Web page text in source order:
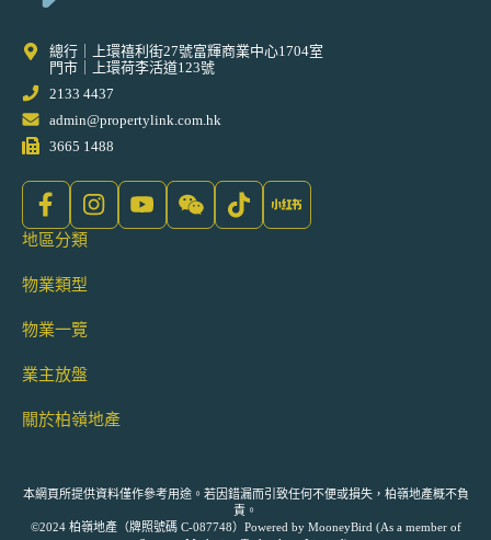
總行｜上環禧利街27號富輝商業中心1704室
門市｜上環荷李活道123號
2133 4437
admin@propertylink.com.hk
3665 1488
地區分類
物業類型
物業一覽
業主放盤
關於柏嶺地產
本網頁所提供資料僅作參考用途。若因錯漏而引致任何不便或損失，柏嶺地產概不負
責。
©2024 柏嶺地產（牌照號碼 C-087748）Powered by MooneyBird (As a member of